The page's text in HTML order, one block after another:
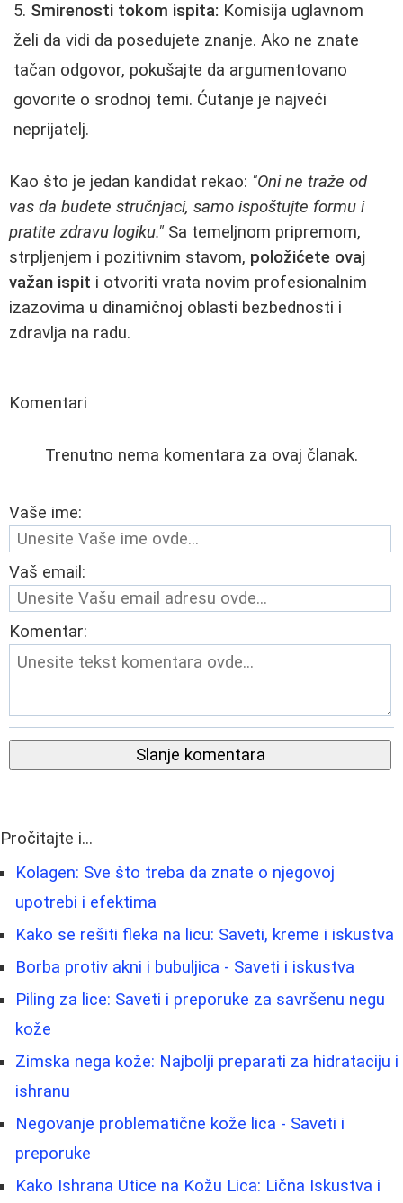
Smirenosti tokom ispita: Komisija uglavnom
želi da vidi da posedujete znanje. Ako ne znate
tačan odgovor, pokušajte da argumentovano
govorite o srodnoj temi. Ćutanje je najveći
neprijatelj.
Kao što je jedan kandidat rekao: "Oni ne traže od
vas da budete stručnjaci, samo ispoštujte formu i
pratite zdravu logiku." Sa temeljnom pripremom,
strpljenjem i pozitivnim stavom, položićete ovaj
važan ispit i otvoriti vrata novim profesionalnim
izazovima u dinamičnoj oblasti bezbednosti i
zdravlja na radu.
Komentari
Trenutno nema komentara za ovaj članak.
Vaše ime:
Vaš email:
Komentar:
Slanje komentara
Pročitajte i...
Kolagen: Sve što treba da znate o njegovoj
upotrebi i efektima
Kako se rešiti fleka na licu: Saveti, kreme i iskustva
Borba protiv akni i bubuljica - Saveti i iskustva
Piling za lice: Saveti i preporuke za savršenu negu
kože
Zimska nega kože: Najbolji preparati za hidrataciju i
ishranu
Negovanje problematične kože lica - Saveti i
preporuke
Kako Ishrana Utice na Kožu Lica: Lična Iskustva i